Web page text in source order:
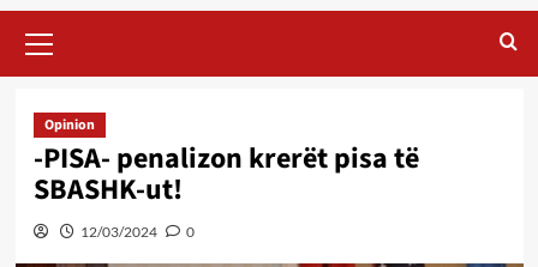
Menu
Opinion
-PISA- penalizon krerët pisa të
SBASHK-ut!
12/03/2024 0